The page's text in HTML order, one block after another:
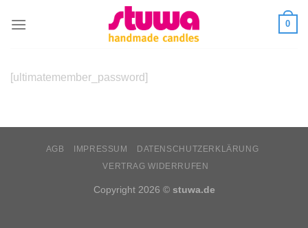
0
[ultimatemember_password]
AGB IMPRESSUM
DATENSCHUTZERKLÄRUNG
VERTRAG WIDERRUFEN
Copyright 2026 © stuwa.de